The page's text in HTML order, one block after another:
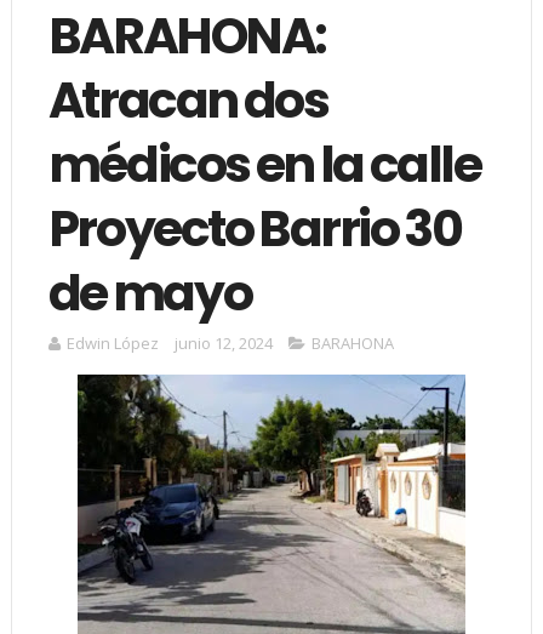
BARAHONA:
Atracan dos
médicos en la calle
Proyecto Barrio 30
de mayo
Edwin López junio 12, 2024 BARAHONA